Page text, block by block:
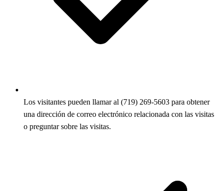
Los visitantes pueden llamar al (719) 269-5603 para obtener
una dirección de correo electrónico relacionada con las visitas
o preguntar sobre las visitas.